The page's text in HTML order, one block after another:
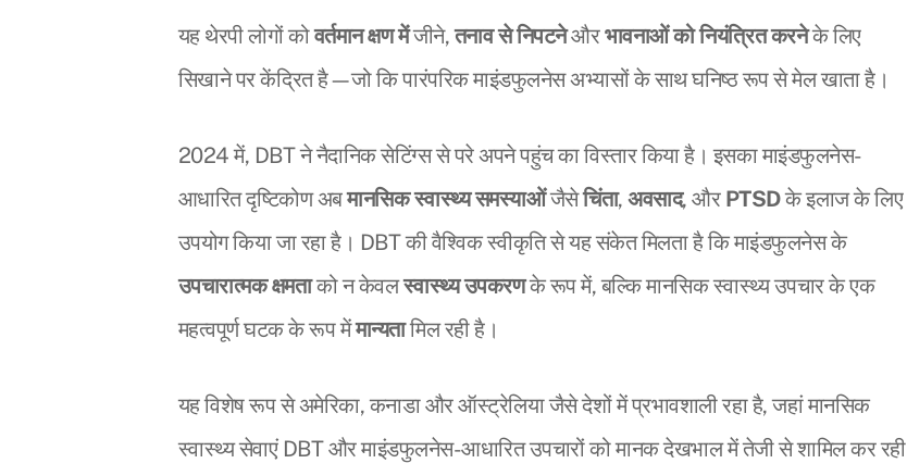
यह थेरपी लोगों कोवर्तमान क्षण मेंजीने,तनाव से निपटनेऔरभावनाओं को नियंत्रित करनेके लिए
सिखाने पर केंद्रित है—जो कि पारंपरिक माइंडफुलनेस अभ्यासों के साथ घनिष्ठ रूप से मेल खाता है।
2024 में, DBT ने नैदानिक सेटिंग्स से परे अपने पहुंच का विस्तार किया है। इसका माइंडफुलनेस-
आधारित दृष्टिकोण अबमानसिक स्वास्थ्य समस्याओंजैसेचिंता,अवसाद, और PTSDके इलाज के लिए
उपयोग किया जा रहा है। DBT की वैश्विक स्वीकृति से यह संकेत मिलता है कि माइंडफुलनेस के
उपचारात्मक क्षमताको न केवलस्वास्थ्य उपकरणके रूप में, बल्कि मानसिक स्वास्थ्य उपचार के एक
महत्वपूर्ण घटक के रूप मेंमान्यतामिल रही है।
यह विशेष रूप से अमेरिका, कनाडा और ऑस्ट्रेलिया जैसे देशों में प्रभावशाली रहा है, जहां मानसिक
स्वास्थ्य सेवाएं DBT और माइंडफुलनेस-आधारित उपचारों को मानक देखभाल में तेजी से शामिल कर रही